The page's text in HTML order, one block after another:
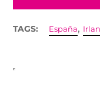
TAGS: España,